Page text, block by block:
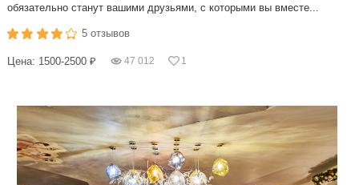
обязательно станут вашими друзьями, с которыми вы вместе...
5 отзывов
Цена: 1500-2500 ₽ 47 012 1